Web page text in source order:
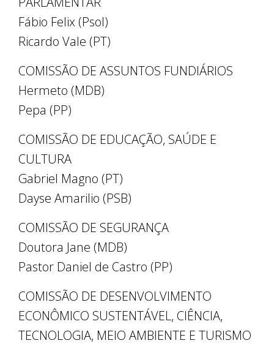
Fábio Felix (Psol)
Ricardo Vale (PT)
COMISSÃO DE ASSUNTOS FUNDIÁRIOS
Hermeto (MDB)
Pepa (PP)
COMISSÃO DE EDUCAÇÃO, SAÚDE E
CULTURA
Gabriel Magno (PT)
Dayse Amarilio (PSB)
COMISSÃO DE SEGURANÇA
Doutora Jane (MDB)
Pastor Daniel de Castro (PP)
COMISSÃO DE DESENVOLVIMENTO
ECONÔMICO SUSTENTÁVEL, CIÊNCIA,
TECNOLOGIA, MEIO AMBIENTE E TURISMO